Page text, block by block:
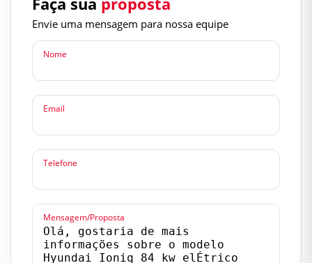
Envie uma mensagem para nossa equipe
Nome
Email
Telefone
Mensagem/Proposta